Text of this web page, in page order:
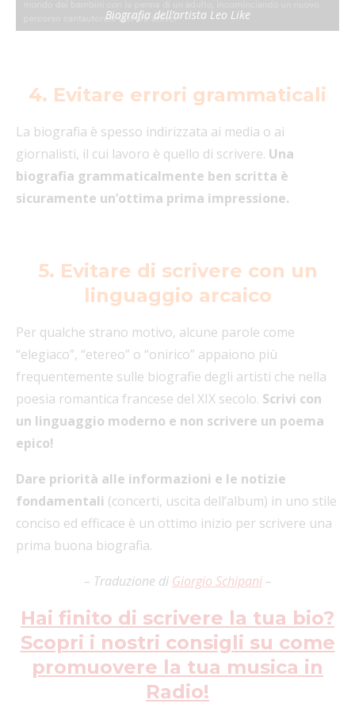
Biografia dell’artista Leo Like
4. Evitare errori grammaticali
La biografia è spesso indirizzata ai media o ai
giornalisti, il cui lavoro è quello di scrivere. Una
biografia grammaticalmente ben scritta è
sicuramente un’ottima prima impressione.
5. Evitare di scrivere con un
linguaggio arcaico
Per qualche strano motivo, alcune parole come
“elegiaco”, “etereo” o “onirico” appaiono più
frequentemente sulle biografie degli artisti che nella
poesia romantica francese del XIX secolo. Scrivi con
un linguaggio moderno e non scrivere un poema
epico!
Dare priorità alle informazioni e le notizie
fondamentali (concerti, uscita dell’album) in uno stile
conciso ed efficace è un ottimo inizio per scrivere una
prima buona biografia.
– Traduzione di Giorgio Schipani–
Hai finito di scrivere la tua bio?
Scopri i nostri consigli su come
promuovere la tua musica in
Radio!